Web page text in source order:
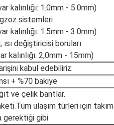
kalınlığı: 1.0mm - 5.0mm)
sistemleri
kalınlığı: 1.5mm - 3.0mm)
ısı değiştiricisi boruları
kalınlığı: 2,0mm - 15mm)
kabul edebiliriz.
+ %70 bakiye
ve çelik bantlar.
ulaşım türleri için takım
gerektiği gibi